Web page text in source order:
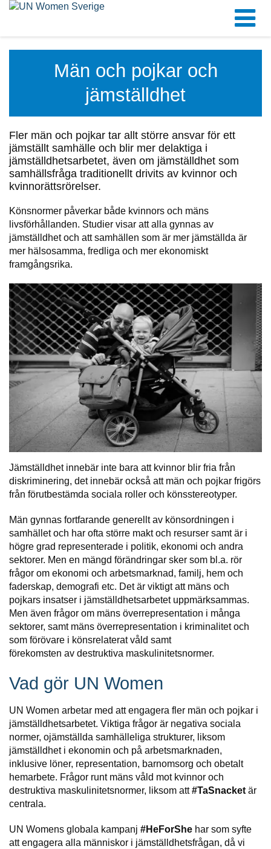
Män och pojkar och
jämställdhet
Fler män och pojkar tar allt större ansvar för ett
jämställt samhälle och blir mer delaktiga i
jämställdhetsarbetet, även om jämställdhet som
samhällsfråga traditionellt drivits av kvinnor och
kvinnorättsrörelser.
Könsnormer påverkar både kvinnors och mäns
livsförhållanden. Studier visar att alla gynnas av
jämställdhet och att samhällen som är mer jämställda är
mer hälsosamma, fredliga och mer ekonomiskt
framgångsrika.
Jämställdhet innebär inte bara att kvinnor blir fria från
diskriminering, det innebär också att män och pojkar frigörs
från förutbestämda sociala roller och könsstereotyper.
Män gynnas fortfarande generellt av könsordningen i
samhället och har ofta större makt och resurser samt är i
högre grad representerade i politik, ekonomi och andra
sektorer. Men en mängd förändringar sker som bl.a. rör
frågor om ekonomi och arbetsmarknad, familj, hem och
faderskap, demografi etc. Det är viktigt att mäns och
pojkars insatser i jämställdhetsarbetet uppmärksammas.
Men även frågor om mäns överrepresentation i många
sektorer, samt mäns överrepresentation i kriminalitet och
som förövare i könsrelaterat våld samt
förekomsten av destruktiva maskulinitetsnormer.
Vad gör UN Women
UN Women arbetar med att engagera fler män och pojkar i
jämställdhetsarbetet. Viktiga frågor är negativa sociala
normer, ojämställda samhälleliga strukturer, liksom
jämställdhet i ekonomin och på arbetsmarknaden,
inklusive löner, representation, barnomsorg och obetalt
hemarbete. Frågor runt mäns våld mot kvinnor och
destruktiva maskulinitetsnormer, liksom att#TaSnacket är
centrala.
UN Womens globala kampanj #HeForShe har som syfte
att engagera alla människor i jämställdhetsfrågan, då vi